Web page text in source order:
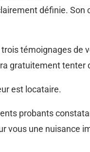
définie.
témoignages de
gratuitement tenter
est locataire.
probants
vous une nuisance